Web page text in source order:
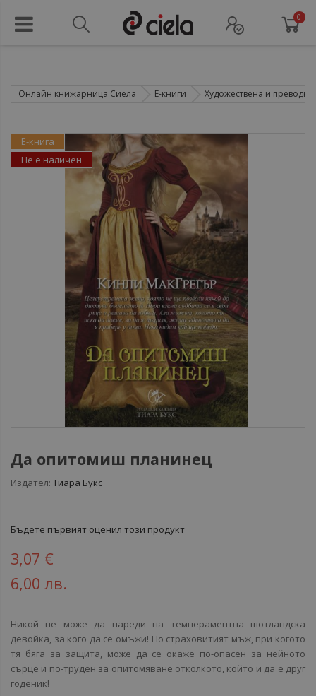
0
Онлайн книжарница Сиела Е-книги Художествена и преводна
Да опитомиш планинец
Издател: Тиара Букс
Бъдете първият оценил този продукт
3,07 €
6,00 лв.
Никой не може да нареди на темпераментна шотландска
девойка, за кого да се омъжи! Но страховитият мъж, при когото
тя бяга за защита, може да се окаже по-опасен за нейното
сърце и по-труден за опитомяване отколкото, който и да е друг
годеник!
Е-книга
Не е наличен